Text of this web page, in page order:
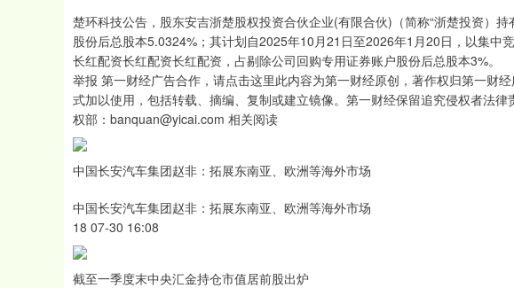
楚环科技公告，股东安吉浙楚股权投资合伙企业(有限合伙)（简称“浙楚投资）
股份后总股本5.0324%；其计划自2025年10月21日至2026年1月20日，以集中
长红配资长红配资长红配资，占剔除公司回购专用证券账户股份后总股本3%。
举报 第一财经广告合作，请点击这里此内容为第一财经原创，著作权归第一财
式加以使用，包括转载、摘编、复制或建立镜像。第一财经保留追究侵权者法
权部：banquan@yicai.com 相关阅读
中国长安汽车集团赵非：拓展东南亚、欧洲等海外市场
中国长安汽车集团赵非：拓展东南亚、欧洲等海外市场
18 07-30 16:08
截至一季度末中央汇金持仓市值居前股出炉